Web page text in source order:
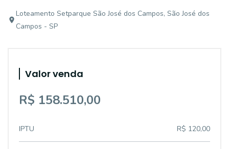
Loteamento Setparque São José dos Campos, São José dos
Campos - SP
Valor venda
R$ 158.510,00
IPTU R$ 120,00